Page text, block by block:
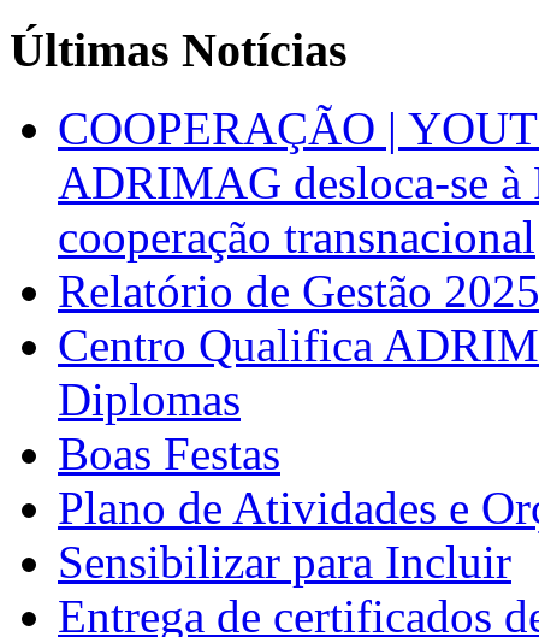
Últimas Notícias
COOPERAÇÃO |
ADRIMAG desloca-se
cooperação transnacional
Relatório de Gestão 2025
Centro Qualifica
Diplomas
Boas Festas
Plano de Atividades e
Sensibilizar para Incluir
Entrega de certificados